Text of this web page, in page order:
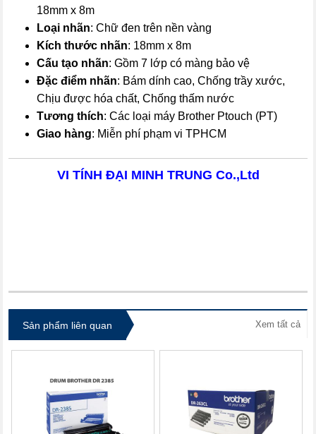
18mm x 8m
Loại nhãn: Chữ đen trên nền vàng
Kích thước nhãn: 18mm x 8m
Cấu tạo nhãn: Gồm 7 lớp có màng bảo vệ
Đặc điểm nhãn: Bám dính cao, Chống trầy xước,
Chịu được hóa chất, Chống thấm nước
Tương thích: Các loại máy Brother Ptouch (PT)
Giao hàng: Miễn phí phạm vi TPHCM
VI TÍNH ĐẠI MINH TRUNG Co.,Ltd
Sản phẩm liên quan Xem tất cả